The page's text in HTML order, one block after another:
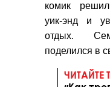
комик
уик-энд и
отдых.
поделился в
ЧИТАЙТЕ